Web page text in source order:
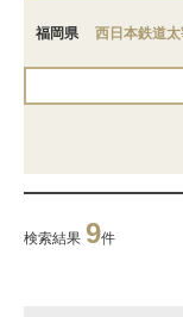
福岡県 西日本鉄道
検索結果 9件